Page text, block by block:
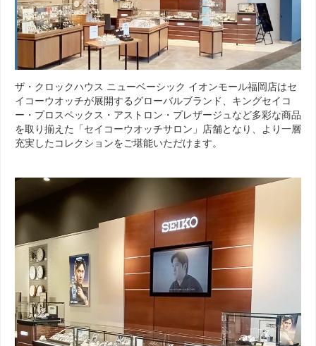
ザ・クロックハウス ニューベーシック イオンモール福岡店はセ
イコーウオッチが展開するグローバルブランド、キングセイコ
ー・プロスペックス・アストロン・プレザージュなど多彩な商品
を取り揃えた「セイコーウオッチサロン」店舗となり、より一層
充実したコレクションをご堪能いただけます。